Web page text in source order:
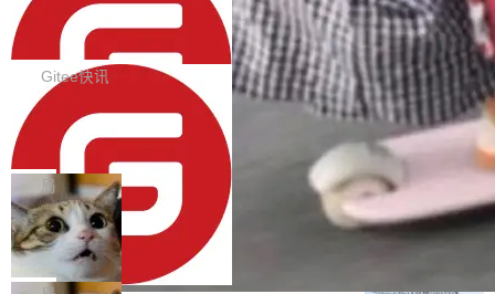
务！ 新增功能点 DevOps： 采用自研代码托管
平台，支持一站式安装，提供从代码提交到交付
的...
依赖替换 在 Solon 里换 HTTP 服务器就是改 po
m.xml 里一个依赖，别的什么都不用动。 <depe
factId>solon-web</artifac...
lter): 增加暗黑主题支持 by @ArgoZhang in htt
ps://github.com/dotnetcore/BootstrapBlazor/p
ull/8239 fix(Camera): 增加 exact 显式设置设备
id by @kkxkx in https://github.com/dotnetcor
e/BootstrapBlazor/pull/825...
SolonCode v2026.8.2 已经发布，终端
智能体
SolonCode v2026.8.2 已经发布，终端智能体
此版本更新内容包括： 优化 soloncode run 模
式（参考 run-headless-mode.md） 添加 solon
code web 国际化多语言支持 添加 soloncode w
eb 消息列表消息导航支持 修复 soloncode web
文件详情初次显示时语法高亮失效的问题 修复 s
oloncode web 审查详情文件名中文乱码的问题
细节优化 详情查看：https://gitee.com/opensol
on/soloncode/releases/v2026.8.2
Gitee快讯
OpenAI 宣布 GPT-5.6 Luna 价格下降
80%
OpenAI 宣布 GPT-5.6 Luna 价格下降 80%。输
入从每百万 token 1 美元砍到 0.2 美元，输出从
6 美元砍到 1.2 美元。GPT-5.6 Terra 降 20%。
旗舰 Sol 没降，但加了一个 Fast 模式——2.5
倍速度，2 倍价格，智商不变。 降价的理由不是
市场竞争，不是清库存，是 Sol 自己把自己优化
局
DeepSeek-V4-Flash 官方 API 现已正
式上线公测
DeepSeek V4 Flash 正式版今天上线了。模型
结构和参数规模没变，还是 MoE 284B、激活 1